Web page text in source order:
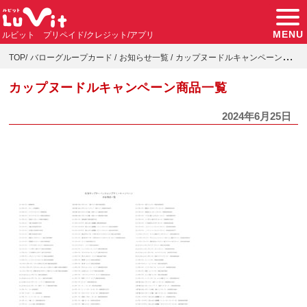
ルビット プリペイド/クレジット/アプリ MENU
TOP バローグループカード お知らせ一覧 カップヌードルキャンペーン商品一覧
カップヌードルキャンペーン商品一覧
2024年6月25日